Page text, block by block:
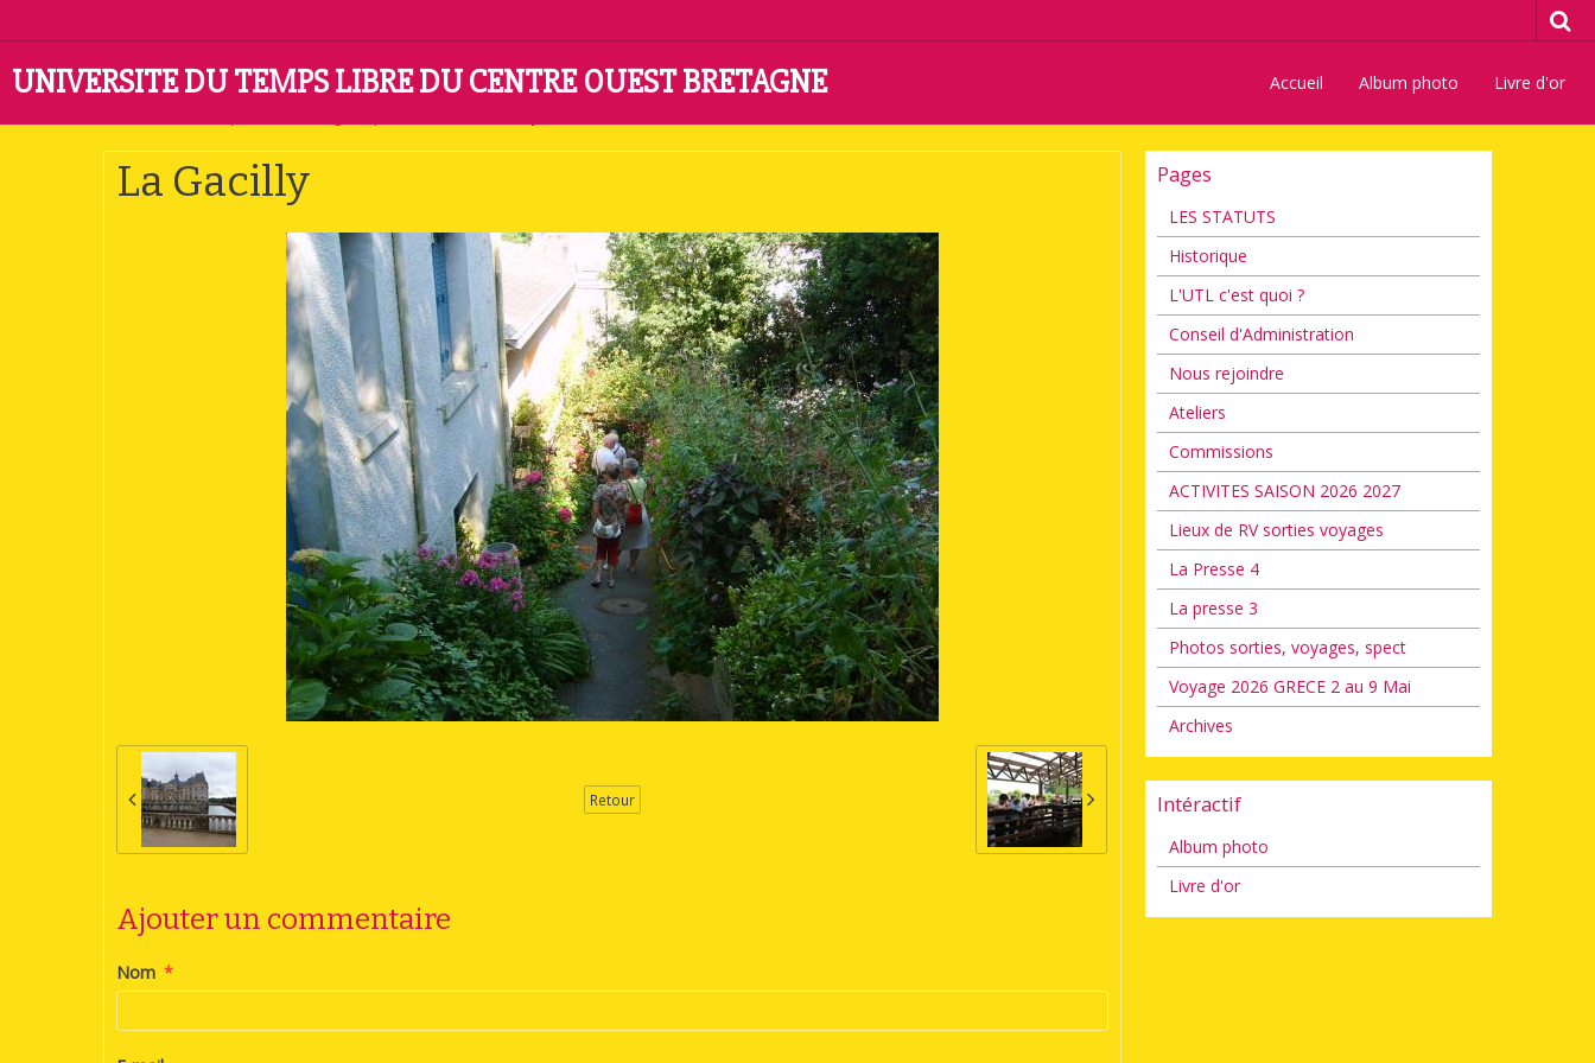
UNIVERSITE DU TEMPS LIBRE DU CENTRE OUEST BRETAGNE Accueil Album photo Livre d'or
La Gacilly
Retour
Ajouter un commentaire
Nom
Pages
LES STATUTS
Historique
L'UTL c'est quoi ?
Conseil d'Administration
Nous rejoindre
Ateliers
Commissions
ACTIVITES SAISON 2026 2027
Lieux de RV sorties voyages
La Presse 4
La presse 3
Photos sorties, voyages, spect
Voyage 2026 GRECE 2 au 9 Mai
Archives
Intéractif
Album photo
Livre d'or